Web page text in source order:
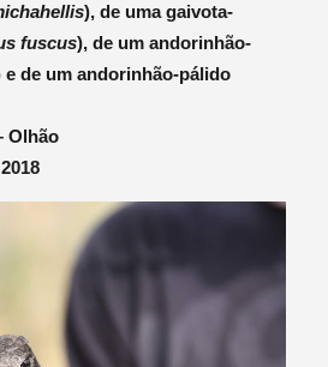
), de uma gaivota-
fuscus), de um andorinhão-
e de um andorinhão-pálido
Olhão